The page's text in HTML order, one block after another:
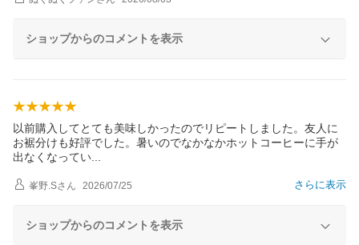
ショップからのコメントを表示
以前購入してとても美味しかったのでリピートしました。友人に
お裾分けも好評でした。暑いのでなかなかホットコーヒーに手が
出なくなってい
さらに表示
峯野.Sさん 2026/07/25
ショップからのコメントを表示